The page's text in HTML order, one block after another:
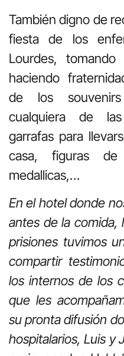
También digno de
fiesta de los
Lourdes,
haciendo
de los
cualquiera de
garrafas para
casa, figuras
medallicas,…
En el hotel donde
antes de la comida,
prisiones tuvimos
compartir
los internos de los
que les
su pronta difusión
hospitalarios, Luis y